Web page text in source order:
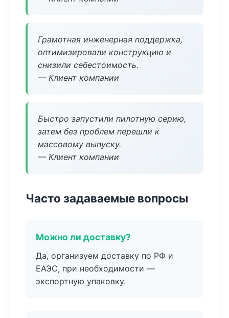
Грамотная инженерная поддержка,
оптимизировали конструкцию и
снизили себестоимость.
— Клиент компании
Быстро запустили пилотную серию,
затем без проблем перешли к
массовому выпуску.
— Клиент компании
Часто задаваемые вопросы
Можно ли доставку?
Да, организуем доставку по РФ и
ЕАЭС, при необходимости —
экспортную упаковку.